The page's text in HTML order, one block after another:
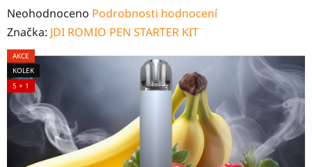
Průměrné
hodnocení
produktu
je
0,0
z
hvězdiček.
Neohodnoceno Podrobnosti hodnocení
Značka: JDI ROMIO PEN STARTER KIT
AKCE
KOLEK
5 + 1